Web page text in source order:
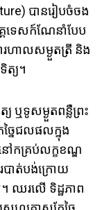
បានរៀបចំចង
គទេសក៍ណែនាំបែប
រហាលសម្ងួតត្រី និង
ត្យ។
ឬទូសម្ងួតពន្លឺព្រះ
នៃជលផលក្នុង
ៅកគ្រប់លក្ខខណ្ឌ
បាត់បង់ក្រោយ
រលើ ទិដ្ឋភាព​